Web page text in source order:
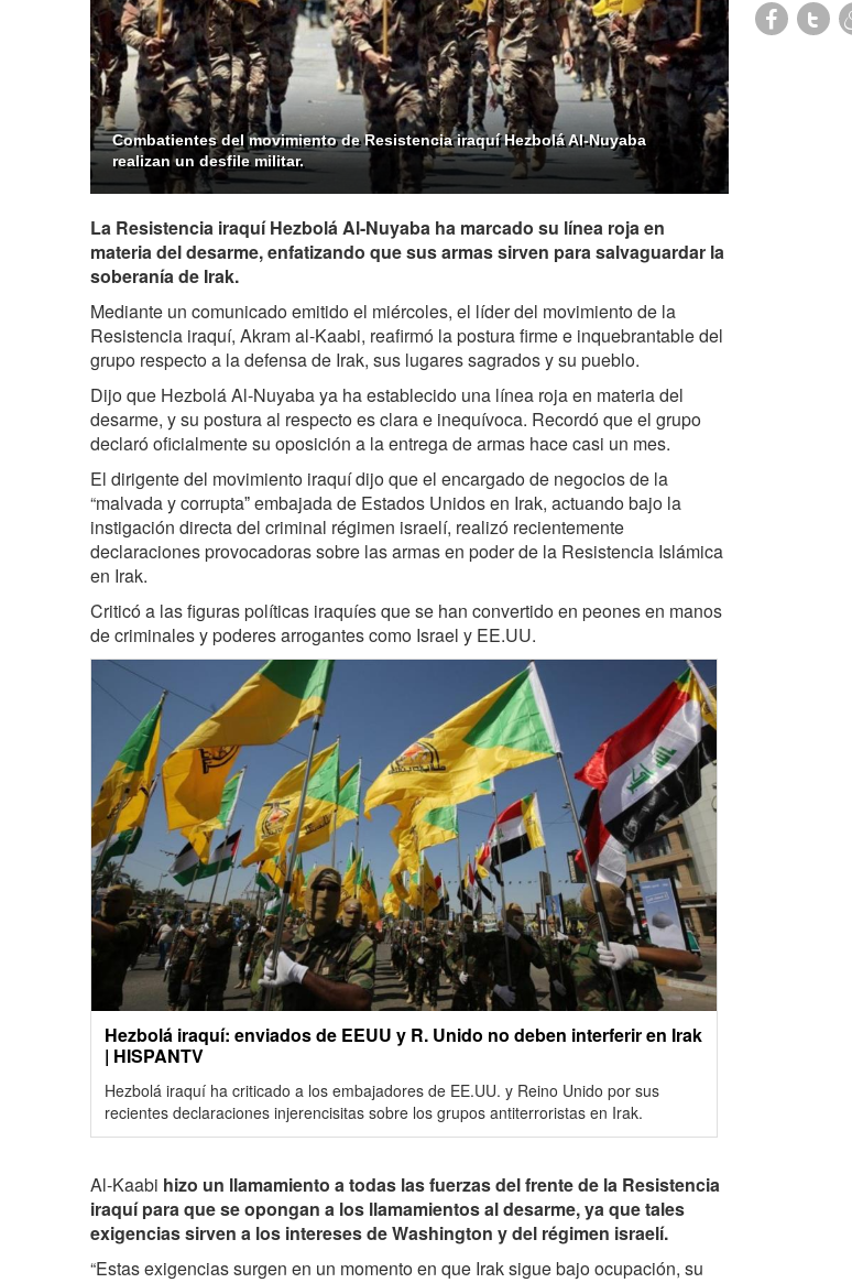
Combatientes del movimiento de Resistencia iraquí Hezbolá Al-Nuyaba
realizan un desfile militar.
La Resistencia iraquí Hezbolá Al-Nuyaba ha marcado su línea roja en
materia del desarme, enfatizando que sus armas sirven para salvaguardar la
soberanía de Irak.
Mediante un comunicado emitido el miércoles, el líder del movimiento de la
Resistencia iraquí, Akram al-Kaabi, reafirmó la postura firme e inquebrantable del
grupo respecto a la defensa de Irak, sus lugares sagrados y su pueblo.
Dijo que Hezbolá Al-Nuyaba ya ha establecido una línea roja en materia del
desarme, y su postura al respecto es clara e inequívoca. Recordó que el grupo
declaró oficialmente su oposición a la entrega de armas hace casi un mes.
El dirigente del movimiento iraquí dijo que el encargado de negocios de la
“malvada y corruptaˮ embajada de Estados Unidos en Irak, actuando bajo la
instigación directa del criminal régimen israelí, realizó recientemente
declaraciones provocadoras sobre las armas en poder de la Resistencia Islámica
en Irak.
Criticó a las figuras políticas iraquíes que se han convertido en peones en manos
de criminales y poderes arrogantes como Israel y EE.UU.
Hezbolá iraquí: enviados de EEUU y R. Unido no deben interferir en Irak
| HISPANTV
Hezbolá iraquí ha criticado a los embajadores de EE.UU. y Reino Unido por sus
recientes declaraciones injerencisitas sobre los grupos antiterroristas en Irak.
Al-Kaabi hizo un llamamiento a todas las fuerzas del frente de la Resistencia
iraquí para que se opongan a los llamamientos al desarme, ya que tales
exigencias sirven a los intereses de Washington y del régimen israelí.
“Estas exigencias surgen en un momento en que Irak sigue bajo ocupación, su